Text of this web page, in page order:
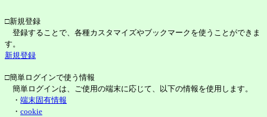
□新規登録
登録することで、各種カスタマイズやブックマークを使うことができま
す。
新規登録
□簡単ログインで使う情報
簡単ログインは、ご使用の端末に応じて、以下の情報を使用します。
・ 端末固有情報
・ cookie